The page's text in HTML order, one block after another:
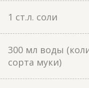
1 ст.л. соли
300 мл воды
сорта муки)